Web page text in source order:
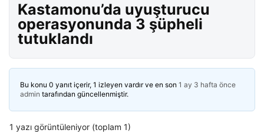
Kastamonu’da uyuşturucu
operasyonunda 3 şüpheli
tutuklandı
Bu konu 0 yanıt içerir, 1 izleyen vardır ve en son 1 ay 3 hafta önce
admin tarafından güncellenmiştir.
1 yazı görüntüleniyor (toplam 1)